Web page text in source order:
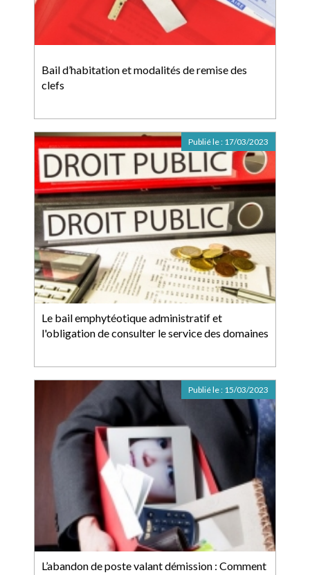
Bail d’habitation et modalités de remise des
clefs
Le bail emphytéotique administratif et
l'obligation de consulter le service des domaines
Publié le : 17/03/2023
L’abandon de poste valant démission : Comment
Publié le : 15/03/2023